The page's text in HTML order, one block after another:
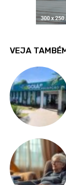
VEJA